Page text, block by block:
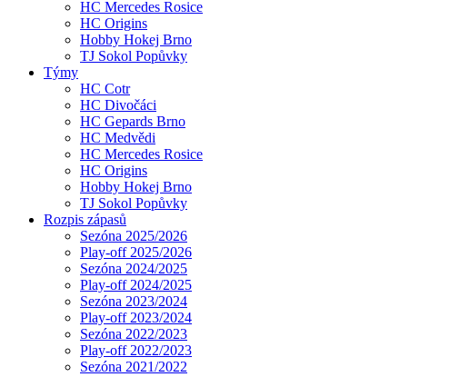
HC Mercedes Rosice
HC Origins
Hobby Hokej Brno
TJ Sokol Popůvky
Týmy
HC Cotr
HC Divočáci
HC Gepards Brno
HC Medvědi
HC Mercedes Rosice
HC Origins
Hobby Hokej Brno
TJ Sokol Popůvky
Rozpis zápasů
Sezóna 2025/2026
Play-off 2025/2026
Sezóna 2024/2025
Play-off 2024/2025
Sezóna 2023/2024
Play-off 2023/2024
Sezóna 2022/2023
Play-off 2022/2023
Sezóna 2021/2022